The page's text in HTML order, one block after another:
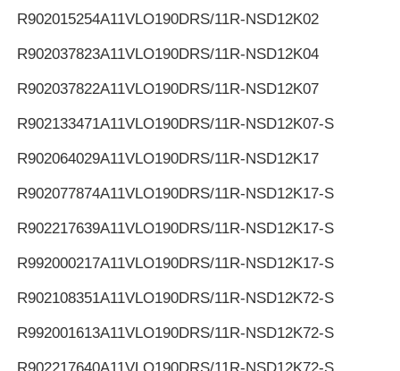
R902015254A11VLO190DRS/11R-NSD12K02
R902037823A11VLO190DRS/11R-NSD12K04
R902037822A11VLO190DRS/11R-NSD12K07
R902133471A11VLO190DRS/11R-NSD12K07-S
R902064029A11VLO190DRS/11R-NSD12K17
R902077874A11VLO190DRS/11R-NSD12K17-S
R902217639A11VLO190DRS/11R-NSD12K17-S
R992000217A11VLO190DRS/11R-NSD12K17-S
R902108351A11VLO190DRS/11R-NSD12K72-S
R992001613A11VLO190DRS/11R-NSD12K72-S
R902217640A11VLO190DRS/11R-NSD12K72-S